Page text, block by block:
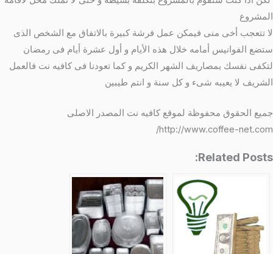
المشروع
لا تتعجب أخى منى فيمكن عمل فرشة كبيرة بالاتفاق مع الشخص الذى
ستضع الفوانيس أمامه خلال هذه الأيام و أول عشرة أيام فى رمضان
لتكفى نفسك بمصاريف الشهر الكريم و كما تعودنا فى كافيه نت فالعمل
الشريف لا يعيبه شىء و كل سنة و انتم طيبين
جميع الحقوق محفوظة لموقع كافيه نت المصدر الاصلى
http://www.coffee-net.com/
Related Posts: